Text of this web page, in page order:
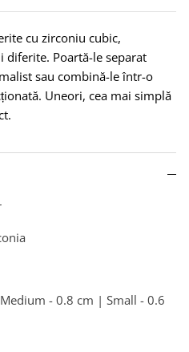
cu zirconiu cubic,
Poartă-le separat
sau combină-le într-o
Uneori, cea mai simplă
- 0.8 cm | Small - 0.6